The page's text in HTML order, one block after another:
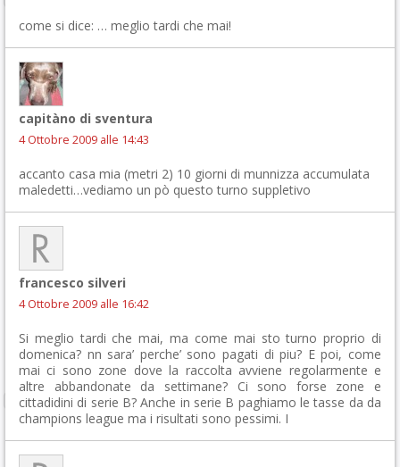
come si dice: … meglio tardi che mai!
capitàno di sventura
4 Ottobre 2009 alle 14:43
accanto casa mia (metri 2) 10 giorni di munnizza accumulata
maledetti…vediamo un pò questo turno suppletivo
francesco silveri
4 Ottobre 2009 alle 16:42
Si meglio tardi che mai, ma come mai sto turno proprio di
domenica? nn sara’ perche’ sono pagati di piu? E poi, come
mai ci sono zone dove la raccolta avviene regolarmente e
altre abbandonate da settimane? Ci sono forse zone e
cittadidini di serie B? Anche in serie B paghiamo le tasse da da
champions league ma i risultati sono pessimi. I